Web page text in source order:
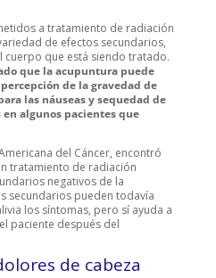
a tratamiento de radiación
de efectos secundarios,
que está siendo tratado.
que la acupuntura puede
de la gravedad de
las náuseas y sequedad de
algunos pacientes que
del Cáncer, encontró
tratamiento de radiación
negativos de la
secundarios pueden todavía
los síntomas, pero sí ayuda a
paciente después del
de cabeza